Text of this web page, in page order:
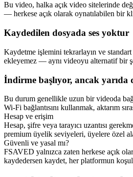
Bu video, halka açık video sitelerinde
— herkese açık olarak oynatılabilen bir
Kaydedilen dosyada ses yoktur
Kaydetme işlemini tekrarlayın ve
ekleyemez — aynı videoyu alternatif bir
İndirme başlıyor, ancak
Bu durum genellikle uzun bir videoda
Wi-Fi bağlantısını kullanmak, aktarım
Hesap ve erişim
Hesap, şifre veya tarayıcı uzantısı
premium üyelik seviyeleri, üyelere özel
Güvenli ve yasal mı?
FSAVED yalnızca zaten herkese açık
kaydedersen kaydet, her platformun